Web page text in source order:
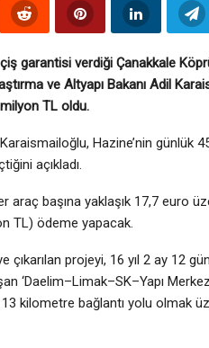
garantisi verdiği Çanakkale
ve Altyapı Bakanı Adil
milyon TL oldu.
Hazine’nin
açıkladı.
araç başına yaklaşık 17,7 euro
TL) ödeme yapacak.
çıkarılan projeyi, 16 yıl 2 ay 12
‘Daelim–Limak–SK–Yapı
kilometre bağlantı yolu olmak